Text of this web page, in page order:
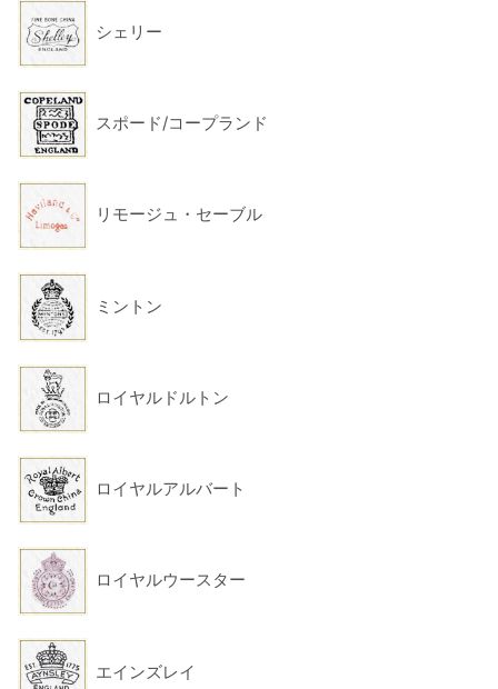
シェリー
スポード/コープランド
リモージュ・セーブル
ミントン
ロイヤルドルトン
ロイヤルアルバート
ロイヤルウースター
エインズレイ